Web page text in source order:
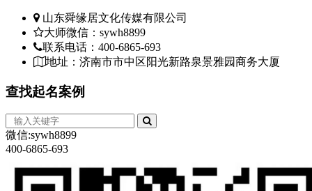
山东舜缘居文化传媒有限公司
大师微信：sywh8899
联系电话：400-6865-693
地址：济南市市中区阳光新路泉景雅园商务大厦
查找起名案例
微信:sywh8899
400-6865-693